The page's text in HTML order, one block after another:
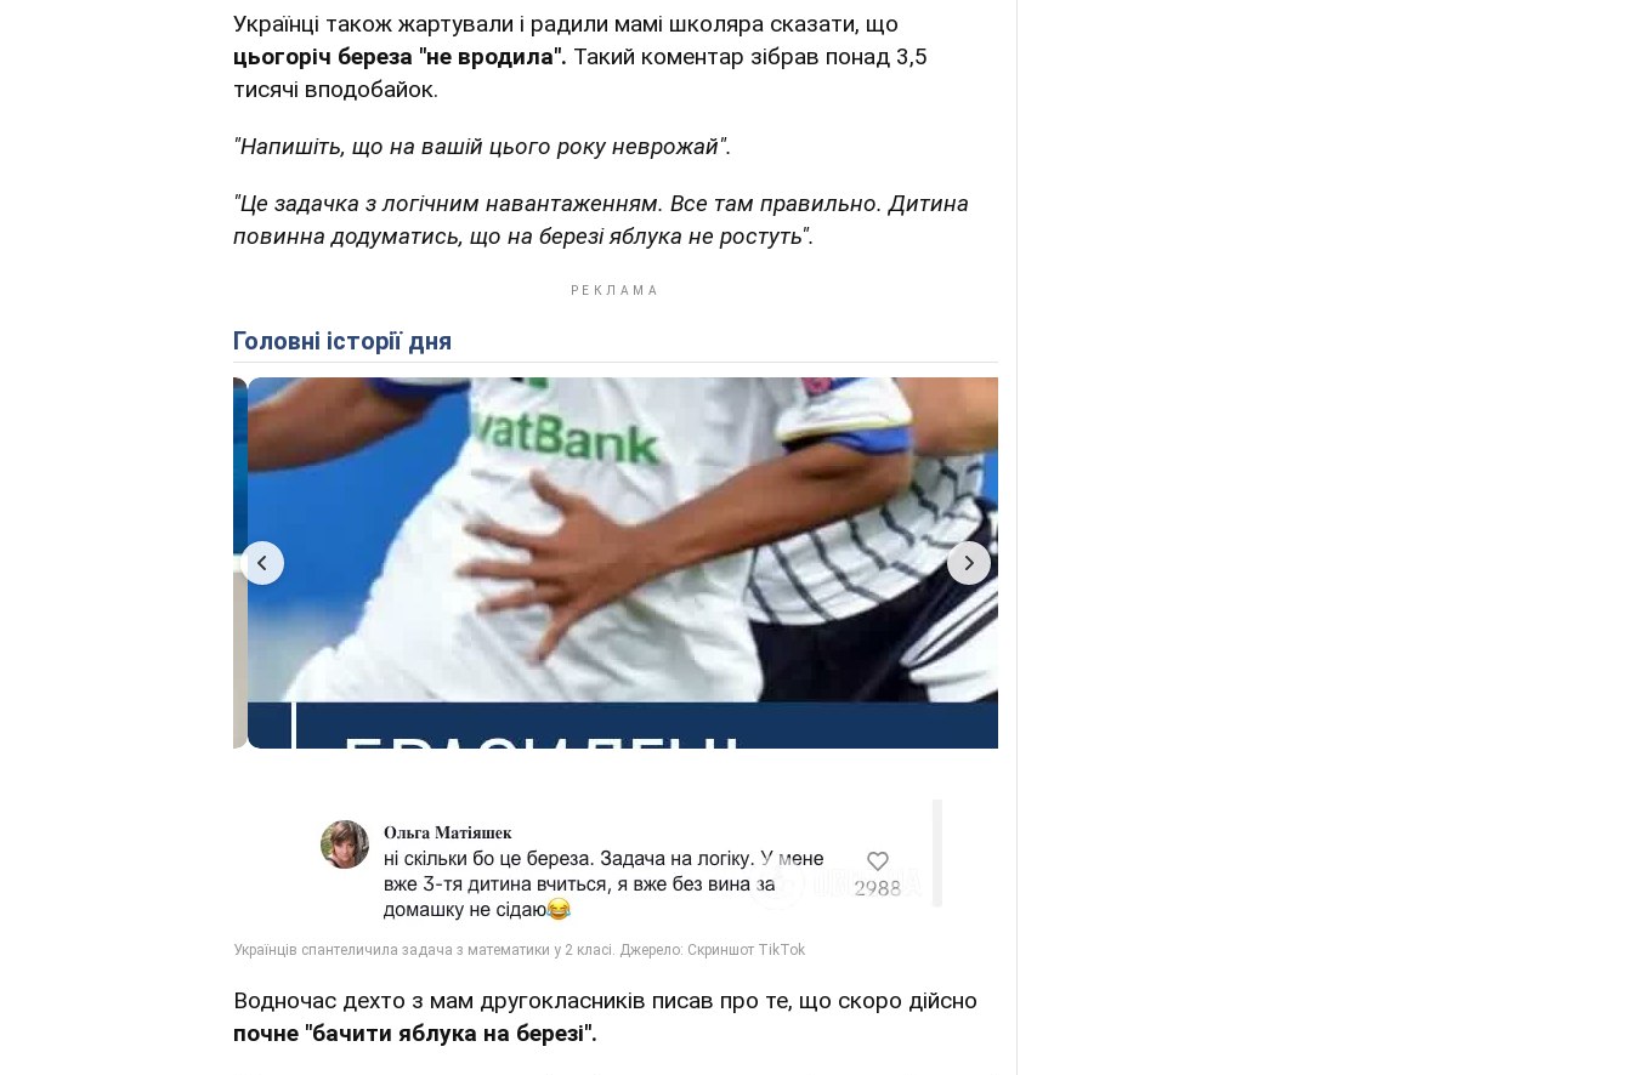
Українці також жартували і радили мамі школяра сказати, що
цьогоріч береза "не вродила". Такий коментар зібрав понад 3,5
тисячі вподобайок.
"Напишіть, що на вашій цього року неврожай".
"Це задачка з логічним навантаженням. Все там правильно. Дитина
повинна додуматись, що на березі яблука не ростуть".
Головні історії дня
Водночас дехто з мам другокласників писав про те, що скоро дійсно
почне "бачити яблука на березі".